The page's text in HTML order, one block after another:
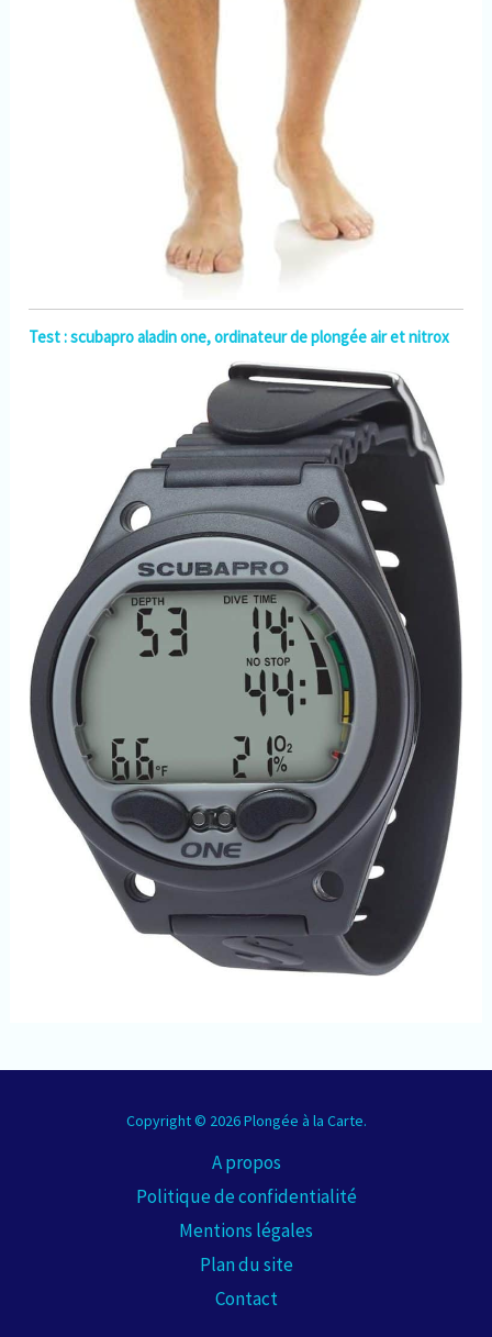
Test : scubapro aladin one, ordinateur de plongée air et nitrox
Copyright © 2026 Plongée à la Carte.
A propos
Politique de confidentialité
Mentions légales
Plan du site
Contact